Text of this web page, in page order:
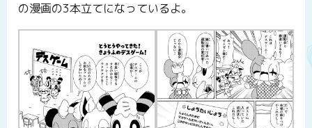
の漫画の3本立てになっているよ。